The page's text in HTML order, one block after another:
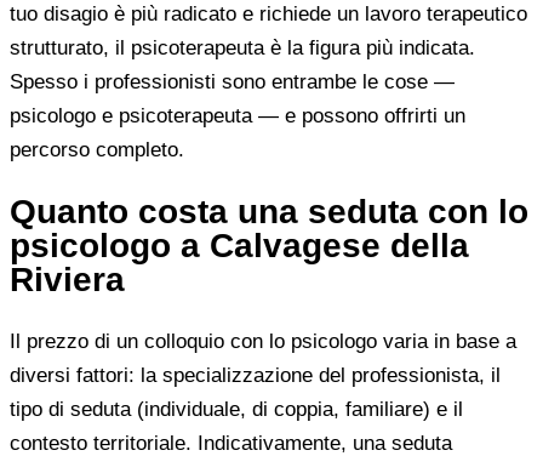
tuo disagio è più radicato e richiede un lavoro terapeutico
strutturato, il psicoterapeuta è la figura più indicata.
Spesso i professionisti sono entrambe le cose —
psicologo e psicoterapeuta — e possono offrirti un
percorso completo.
Quanto costa una seduta con lo
psicologo a Calvagese della
Riviera
Il prezzo di un colloquio con lo psicologo varia in base a
diversi fattori: la specializzazione del professionista, il
tipo di seduta (individuale, di coppia, familiare) e il
contesto territoriale. Indicativamente, una seduta